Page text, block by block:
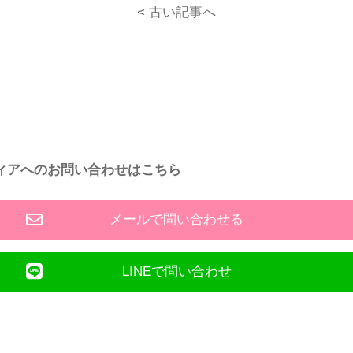
< 古い記事へ
アへのお問い合わせはこちら
メールで問い合わせる
LINEで問い合わせ